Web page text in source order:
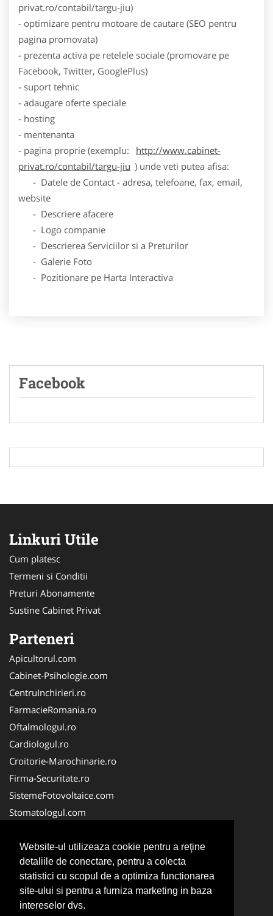
Website-ul utilizeaza cookie pentru a reţine
detaliile de conectare, pentru a colecta
statistici cu scopul de a optimiza functionarea
site-ului si pentru a furniza marketing in baza
intereselor dvs.
privat.ro/contabil/targu-jiu)
- optimizare pentru motoare de cautare (SEO pentru
pagina promovata)
- prezenta activa pe retelele sociale (promovare pe
Facebook, Twitter, GooglePlus)
- suport tehnic
- adaugare oferte speciale
- hosting
- mentenanta
- pagina proprie (exemplu:
http://www.cabinet-
privat.ro/contabil/targu-jiu ) unde veti putea afisa:
- Datele de Contact - adresa, telefoane, fax, email,
website
- Descriere afacere
- Logo companie
- Descrierea Serviciilor si a Preturilor
- Galerie Foto
- Pozitionare pe Harta Interactiva
Facebook
Linkuri Utile
Cum platesc
Termeni si Conditii
Preturi Abonamente
Sustine Cabinet Privat
Parteneri
Apicultorul.com
Cabinet-Psihologie.com
CentruInchirieri.ro
FarmacieRomania.ro
Oftalmologul.ro
Cardiologul.ro
Croitorie-Marochinarie.ro
Firma-Securitate.ro
SistemeFotovoltaice.com
Stomatologul.com
Birouri-Cadastru.ro
Cabinet-Individual.ro
CramaVinuri.ro
InstalatiiSolare.com